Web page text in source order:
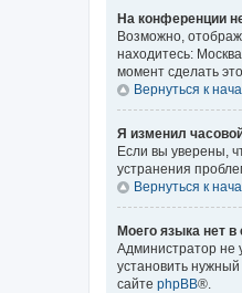
На конференции
Возможно,
находитесь:
момент сделать
Вернуться к
Я изменил
Если вы уверены,
устранения
Вернуться к
Моего языка нет в
Администратор не
установить
сайте phpBB®.